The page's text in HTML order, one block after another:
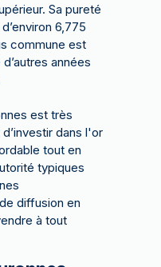
Sa pureté
6,775
commune est
années
est très
dans l'or
tout en
typiques
diffusion en
à tout